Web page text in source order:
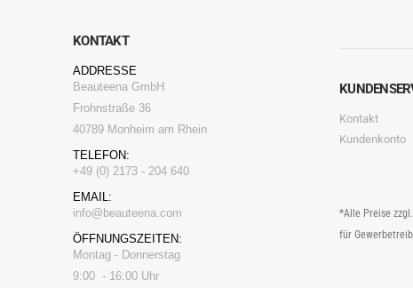
KONTAKT
ADDRESSE
Beauteena GmbH
Frohnstraße 36
40789 Monheim am Rhein
TELEFON:
+49 (0) 2173 - 204 640
EMAIL:
info@beauteena.com
ÖFFNUNGSZEITEN:
Montag - Donnerstag
9:00 - 16:00 Uhr
Kontakt
Kundenkonto
*Alle Preise
für